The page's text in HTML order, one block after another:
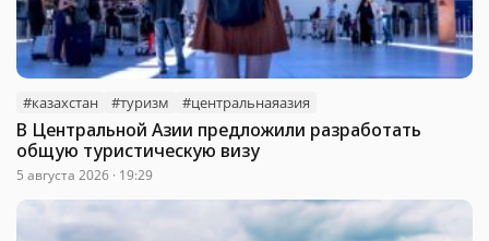
#казахстан #туризм #центральнаяазия
В Центральной Азии предложили разработать
общую туристическую визу
5 августа 2026 · 19:29